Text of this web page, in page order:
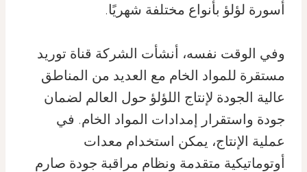
أسورة لؤلؤ بأنواع مختلفة شهريًا.
وفي الوقت نفسه، أنشأت الشركة قناة توريد
مستقرة للمواد الخام مع العديد من المناطق
عالية الجودة لإنتاج اللؤلؤ حول العالم لضمان
جودة واستقرار إمدادات المواد الخام. في
عملية الإنتاج، يمكن استخدام معدات
أوتوماتيكية متقدمة ونظام مراقبة جودة صارم